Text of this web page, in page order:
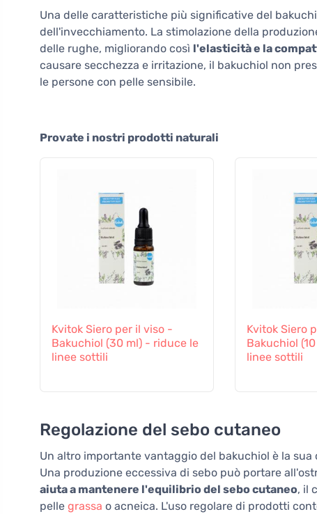
Una delle caratteristiche più significative del
dell'invecchiamento. La stimolazione della
delle rughe, migliorando così l'elasticità e la
causare secchezza e irritazione, il bakuchiol non
le persone con pelle sensibile.
Provate i nostri prodotti naturali
Kvitok Siero per il viso -
Bakuchiol (30 ml) - riduce le
linee sottili
Kvitok Siero
Bakuchiol
linee sottili
Regolazione del sebo cutaneo
Un altro importante vantaggio del bakuchiol è la
Una produzione eccessiva di sebo può portare
aiuta a mantenere l'equilibrio del sebo cutaneo, il
pelle grassa o acneica. L'uso regolare di prodotti